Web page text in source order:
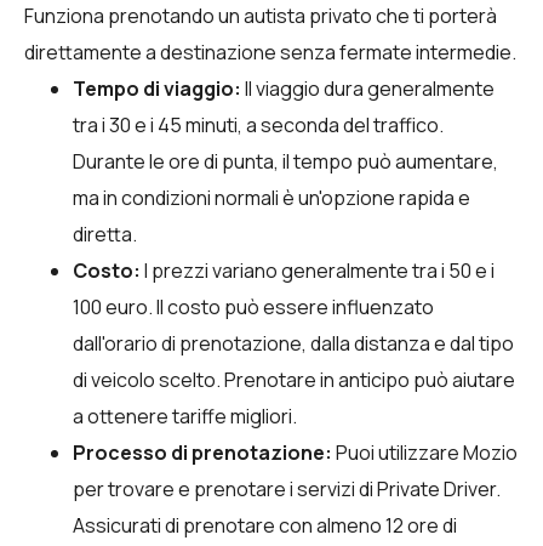
Funziona prenotando un autista privato che ti porterà
direttamente a destinazione senza fermate intermedie.
Tempo di viaggio: Il viaggio dura generalmente
tra i 30 e i 45 minuti, a seconda del traffico.
Durante le ore di punta, il tempo può aumentare,
ma in condizioni normali è un'opzione rapida e
diretta.
Costo: I prezzi variano generalmente tra i 50 e i
100 euro. Il costo può essere influenzato
dall'orario di prenotazione, dalla distanza e dal tipo
di veicolo scelto. Prenotare in anticipo può aiutare
a ottenere tariffe migliori.
Processo di prenotazione: Puoi utilizzareMozio
per trovare e prenotare i servizi di Private Driver.
Assicurati di prenotare con almeno 12 ore di